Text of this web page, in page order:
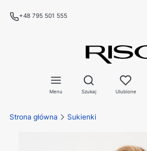
+48 795 501 555
Menu
Otwórz wyszukiwarkę
Szukaj Ulubione
Strona główna Sukienki